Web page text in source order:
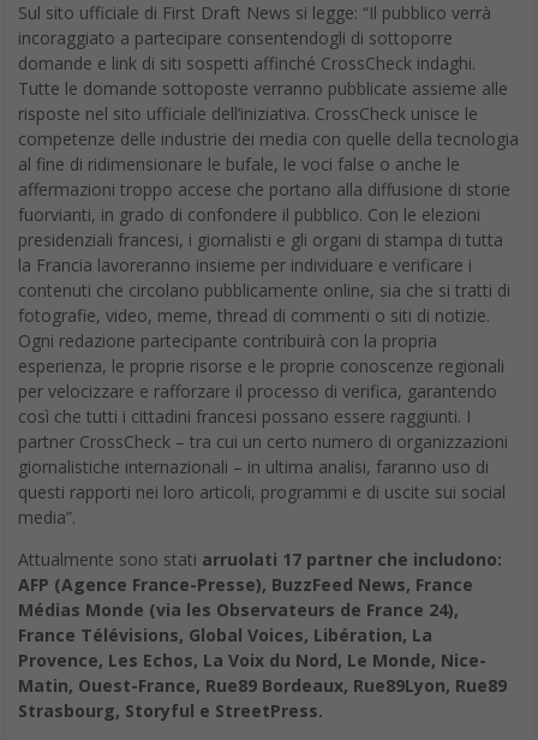
Sul sito ufficiale di First Draft News si legge: “Il pubblico verrà
incoraggiato a partecipare consentendogli di sottoporre
domande e link di siti sospetti affinché CrossCheck indaghi.
Tutte le domande sottoposte verranno pubblicate assieme alle
risposte nel sito ufficiale dell’iniziativa. CrossCheck unisce le
competenze delle industrie dei media con quelle della tecnologia
al fine di ridimensionare le bufale, le voci false o anche le
affermazioni troppo accese che portano alla diffusione di storie
fuorvianti, in grado di confondere il pubblico. Con le elezioni
presidenziali francesi, i giornalisti e gli organi di stampa di tutta
la Francia lavoreranno insieme per individuare e verificare i
contenuti che circolano pubblicamente online, sia che si tratti di
fotografie, video, meme, thread di commenti o siti di notizie.
Ogni redazione partecipante contribuirà con la propria
esperienza, le proprie risorse e le proprie conoscenze regionali
per velocizzare e rafforzare il processo di verifica, garantendo
così che tutti i cittadini francesi possano essere raggiunti. I
partner CrossCheck – tra cui un certo numero di organizzazioni
giornalistiche internazionali – in ultima analisi, faranno uso di
questi rapporti nei loro articoli, programmi e di uscite sui social
media”.
Attualmente sono stati arruolati 17 partner che includono:
AFP (Agence France-Presse), BuzzFeed News, France
Médias Monde (via les Observateurs de France 24),
France Télévisions, Global Voices, Libération, La
Provence, Les Echos, La Voix du Nord, Le Monde, Nice-
Matin, Ouest-France, Rue89 Bordeaux, Rue89Lyon, Rue89
Strasbourg, Storyful e StreetPress.